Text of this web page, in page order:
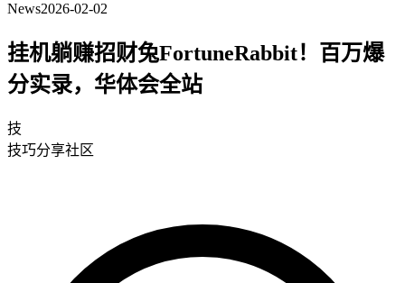
News2026-02-02
挂机躺赚招财兔FortuneRabbit！百万爆
分实录，华体会全站
技
技巧分享社区